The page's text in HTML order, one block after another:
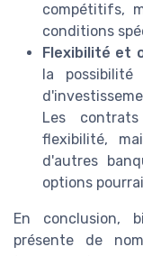
compétitifs,
conditions
Flexibilité et
la
Les
flexibilité,
d'autres
options
En conclusion,
présente de